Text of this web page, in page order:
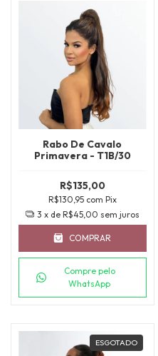
Rabo De Cavalo
Primavera - T1B/30
R$135,00
R$130,95 com Pix
3 x de R$45,00 sem juros
COMPRAR
Compre pelo
WhatsApp
ESGOTADO